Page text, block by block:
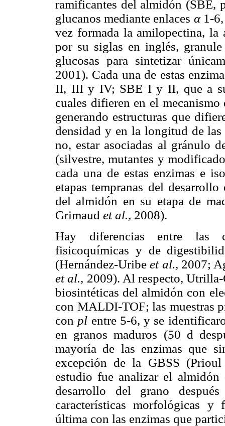
ramificantes del almidón (SBE,
glucanos mediante enlaces α1-6,
vez formada la amilopectina,
por su siglas en inglés,
glucosas para sintetizar
2001). Cada una de estas
II, III y IV; SBE I y II, que a
cuales difieren en el
generando estructuras que
densidad y en la longitud de
no, estar asociadas al gránulo
(silvestre, mutantes y
cada una de estas enzimas e
etapas tempranas del
del almidón en su etapa de
Grimaud et al., 2008).
Hay diferencias entre las
fisicoquímicas y de
(Hernández-Uribeet al., 2007;
et al., 2009). Al respecto,
biosintéticas del almidón con
con MALDI-TOF; las muestras
con pl entre 5-6, y se
en granos maduros (50 d
mayoría de las enzimas que
excepción de la GBSS
estudio fue analizar el
desarrollo del grano
características morfológicas
última con las enzimas que